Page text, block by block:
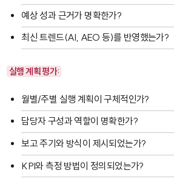
예상 성과 근거가 명확한가?
최신 트렌드(AI, AEO 등)를 반영했는가?
실행 계획 평가:
월별/주별 실행 계획이 구체적인가?
담당자 구성과 역할이 명확한가?
보고 주기와 방식이 제시되었는가?
KPI와 측정 방법이 정의되었는가?